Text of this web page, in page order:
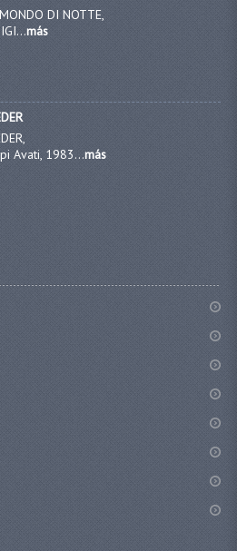
DI NOTTE,
más
Avati, 1983...más